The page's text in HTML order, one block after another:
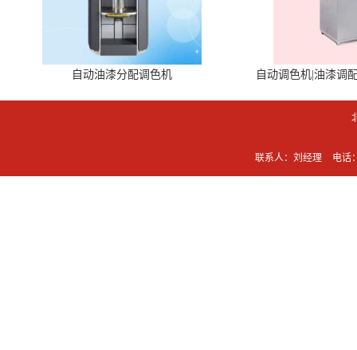
自动油漆分配调色机 自动调色机|油漆调
联系人：刘经理 电话